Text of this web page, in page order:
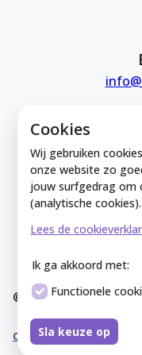
Cookies
Wij gebruiken
onze website zo
jouw surfgedrag om
(analytische cookies).
Lees de
Ik ga akkoord met:
Functionele
Sla keuze op
Mede in
Zutphense
© Mede In Zutphen
Disclaimer
okieverklaring